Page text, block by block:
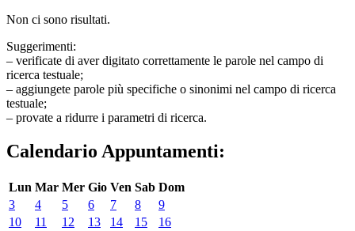
Non ci sono risultati.
Suggerimenti:
– verificate di aver digitato correttamente le parole nel campo di
ricerca testuale;
– aggiungete parole più specifiche o sinonimi nel campo di ricerca
testuale;
– provate a ridurre i parametri di ricerca.
Calendario Appuntamenti:
Lun Mar Mer Gio Ven Sab Dom
3
4 5 6 7 8
9
10
11 12 13 14 15
16